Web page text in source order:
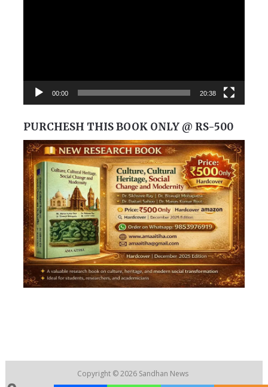
00:00 20:38
PURCHESH THIS BOOK ONLY @ RS-500
Copyright © 2026 Sandhan News